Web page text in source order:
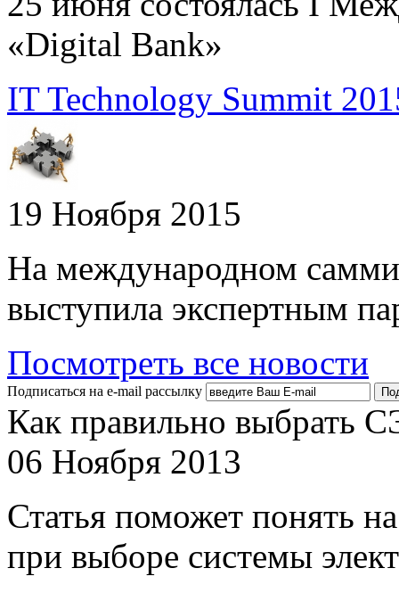
«Digital Bank»
IT Technology Summit
19 Ноября 2015
На международном
выступила экспертным
Посмотреть все новости
Подписаться на e-mail рассылку
Как правильно выбрать
06 Ноября 2013
Статья поможет понять
при выборе системы